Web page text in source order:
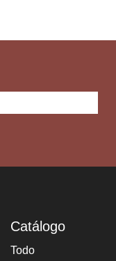
Catálogo
Todo